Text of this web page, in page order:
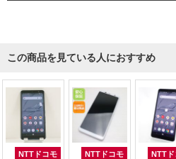
この商品を見ている人におすすめ
NTTドコモ NTTドコモ NTTド